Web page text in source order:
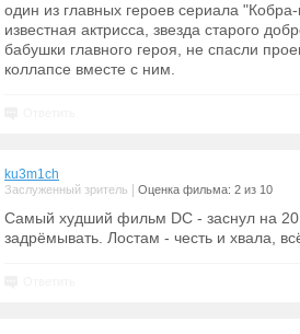
один из главных героев сериала
известная актрисса, звезда старого
бабушки главного героя, не спасли
коллапсе вместе с ним.
ku3m1ch
Заслуженный зритель Оценка фильма: 2 из 10
Самый худший фильм DC - заснул на
задрёмывать. Лостам - честь и хвала,